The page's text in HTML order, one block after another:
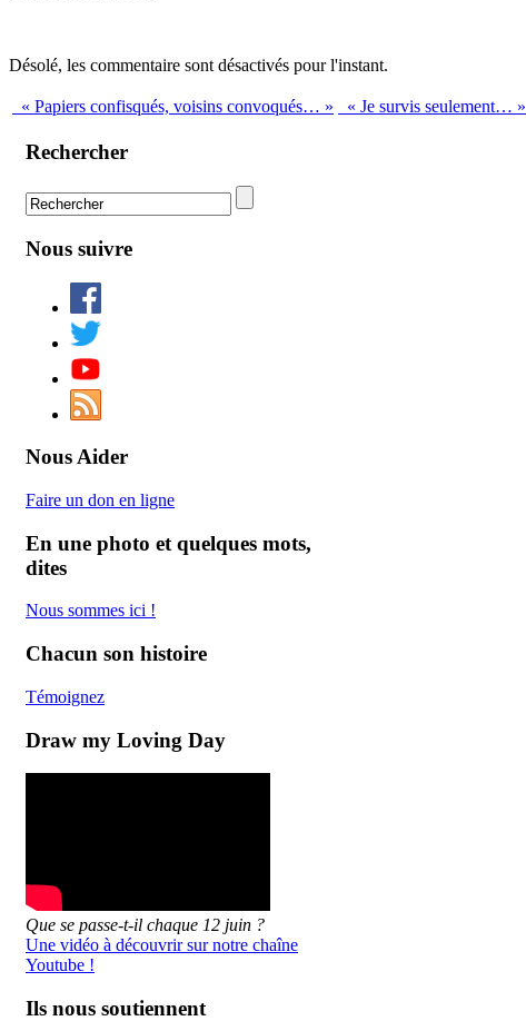
Désolé, les commentaire sont désactivés pour l'instant.
« Papiers confisqués, voisins convoqués… » « Je survis seulement… »
Rechercher
Nous suivre
Nous Aider
Faire un don en ligne
En une photo et quelques mots,
dites
Nous sommes ici !
Chacun son histoire
Témoignez
Draw my Loving Day
Que se passe-t-il chaque 12 juin ?
Une vidéo à découvrir sur notre chaîne
Youtube !
Ils nous soutiennent